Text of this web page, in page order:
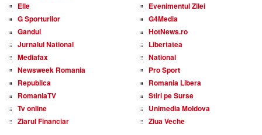
Elle
Evenimentul Zilei
G Sporturilor
G4Media
Gandul
HotNews.ro
Jurnalul National
Libertatea
Mediafax
National
Newsweek Romania
Pro Sport
Republica
Romania Libera
RomaniaTV
Stiri pe Surse
Tv online
Unimedia Moldova
Ziarul Financiar
Ziua Veche